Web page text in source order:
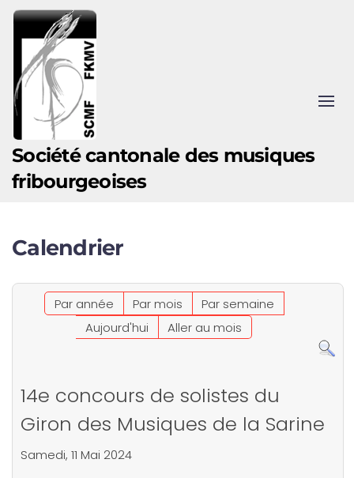
Accéder au contenu principal
Société cantonale des musiques
fribourgeoises
Calendrier
Par année Par mois
Par semaine
Aujourd'hui
Aller au mois
14e concours de solistes du
Giron des Musiques de la Sarine
Samedi, 11 Mai 2024